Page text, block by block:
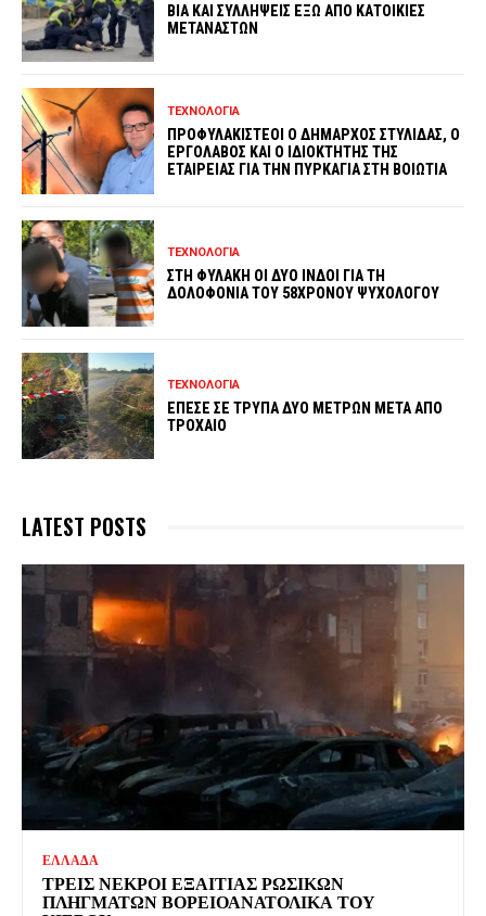
ΒΙΑ ΚΑΙ ΣΥΛΛΗΨΕΙΣ ΕΞΩ ΑΠΟ ΚΑΤΟΙΚΙΕΣ
ΜΕΤΑΝΑΣΤΩΝ
ΤΕΧΝΟΛΟΓΙΑ
ΠΡΟΦΥΛΑΚΙΣΤΕΟΙ Ο ΔΗΜΑΡΧΟΣ ΣΤΥΛΙΔΑΣ, Ο
ΕΡΓΟΛΑΒΟΣ ΚΑΙ Ο ΙΔΙΟΚΤΗΤΗΣ ΤΗΣ
ΕΤΑΙΡΕΙΑΣ ΓΙΑ ΤΗΝ ΠΥΡΚΑΓΙΑ ΣΤΗ ΒΟΙΩΤΙΑ
ΤΕΧΝΟΛΟΓΙΑ
ΣΤΗ ΦΥΛΑΚΗ ΟΙ ΔΥΟ ΙΝΔΟΙ ΓΙΑ ΤΗ
ΔΟΛΟΦΟΝΙΑ ΤΟΥ 58ΧΡΟΝΟΥ ΨΥΧΟΛΟΓΟΥ
ΤΕΧΝΟΛΟΓΙΑ
ΕΠΕΣΕ ΣΕ ΤΡΥΠΑ ΔΥΟ ΜΕΤΡΩΝ ΜΕΤΑ ΑΠΟ
ΤΡΟΧΑΙΟ
LATEST POSTS
ΕΛΛΑΔΑ
ΤΡΕΙΣ ΝΕΚΡΟΙ ΕΞΑΙΤΙΑΣ ΡΩΣΙΚΩΝ
ΠΛΗΓΜΑΤΩΝ ΒΟΡΕΙΟΑΝΑΤΟΛΙΚΑ ΤΟΥ